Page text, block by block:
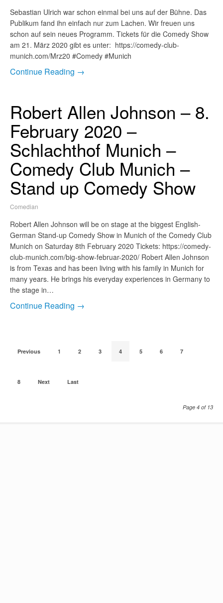
Sebastian Ulrich war schon einmal bei uns auf der Bühne. Das
Publikum fand ihn einfach nur zum Lachen. Wir freuen uns
schon auf sein neues Programm. Tickets für die Comedy Show
am 21. März 2020 gibt es unter: https://comedy-club-
munich.com/Mrz20 #Comedy #Munich
Continue Reading →
Robert Allen Johnson – 8.
February 2020 –
Schlachthof Munich –
Comedy Club Munich –
Stand up Comedy Show
Comedian
Robert Allen Johnson will be on stage at the biggest English-
German Stand-up Comedy Show in Munich of the Comedy Club
Munich on Saturday 8th February 2020 Tickets: https://comedy-
club-munich.com/big-show-februar-2020/ Robert Allen Johnson
is from Texas and has been living with his family in Munich for
many years. He brings his everyday experiences in Germany to
the stage in…
Continue Reading →
Previous 1 2 3 4 5 6 7
8 Next Last
Page 4 of 13